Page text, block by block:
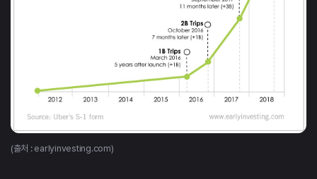
(출처 : earlyinvesting.com)